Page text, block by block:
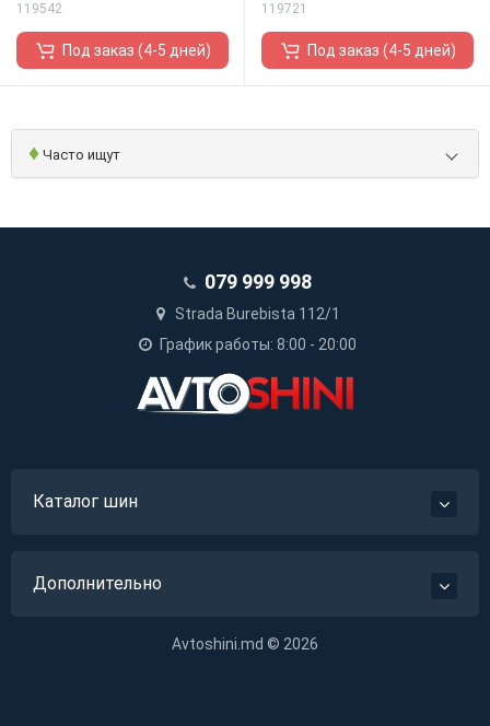
119542
Под заказ (4-5 дней)
119721
Под заказ (4-5 дней)
♦ Часто ищут
079 999 998
Strada Burebista 112/1
График работы: 8:00 - 20:00
Каталог шин
Дополнительно
Avtoshini.md © 2026